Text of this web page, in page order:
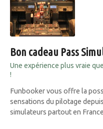
Bon cadeau Pass
Une expérience plus vraie
!
Funbooker vous offre la
sensations du pilotage
simulateurs partout en France